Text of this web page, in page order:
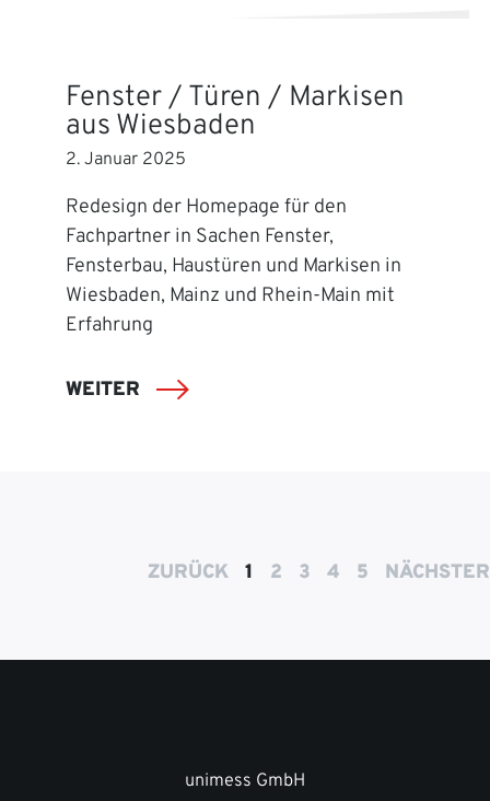
Fenster / Türen / Markisen
aus Wiesbaden
2. Januar 2025
Redesign der Homepage für den
Fachpartner in Sachen Fenster,
Fensterbau, Haustüren und Markisen in
Wiesbaden, Mainz und Rhein-Main mit
Erfahrung
WEITER
ZURÜCK 1 2 3 4 5 NÄCHSTER
unimess GmbH